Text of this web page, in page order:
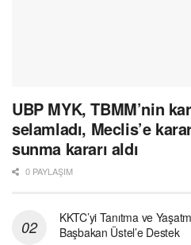
UBP MYK, TBMM’nin
selamladı, Meclis’e
sunma kararı aldı
0 PAYLAŞIM
KKTC’yi Tanıtma ve
Başbakan Üstel’e Destek